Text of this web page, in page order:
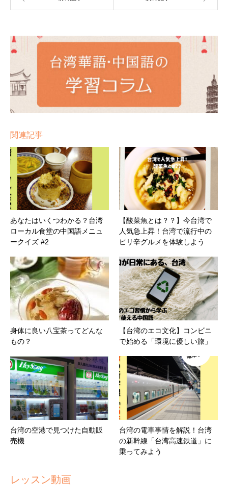
関連記事
あなたはいくつわかる？台湾
ローカル食堂の中国語メニュ
ークイズ #2
【酸菜魚とは？？】今台湾で
人気急上昇！台湾で流行中の
ピリ辛グルメを体験しよう
身体に良い八宝茶ってどんな
もの？
【台湾のエコ文化】コンビニ
で始める「環境に優しい旅」
台湾の空港で見つけた自動販
売機
台湾の電車事情を解説！台湾
の新幹線「台湾高速鉄道」に
乗ってみよう
レッスン動画